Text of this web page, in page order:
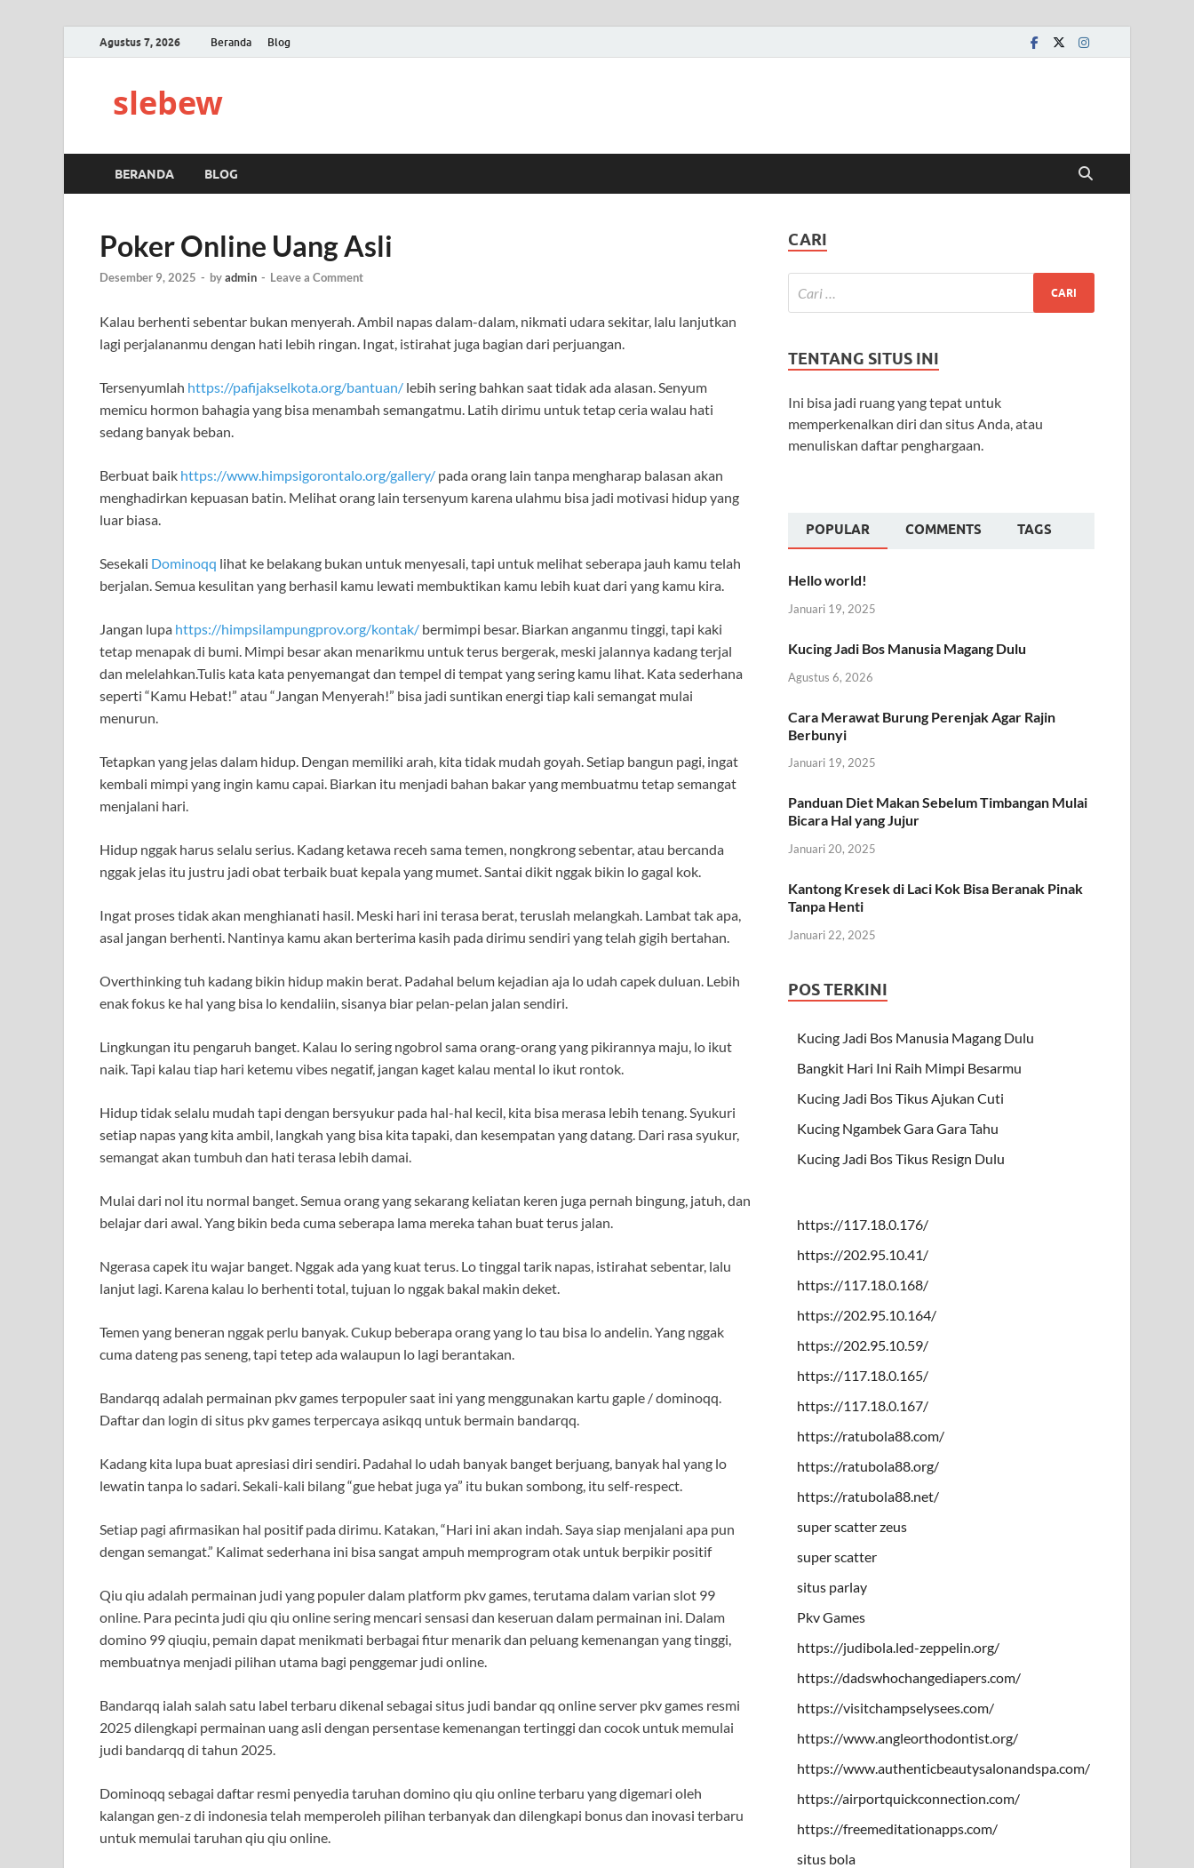
Agustus 7, 2026 Beranda Blog
slebew
BERANDA BLOG
Poker Online Uang Asli
Desember 9, 2025 - byadmin - Leave a Comment
Kalau berhenti sebentar bukan menyerah. Ambil napas dalam-dalam, nikmati udara sekitar, lalu lanjutkan
lagi perjalananmu dengan hati lebih ringan. Ingat, istirahat juga bagian dari perjuangan.
Tersenyumlah https://pafijakselkota.org/bantuan/ lebih sering bahkan saat tidak ada alasan. Senyum
memicu hormon bahagia yang bisa menambah semangatmu. Latih dirimu untuk tetap ceria walau hati
sedang banyak beban.
Berbuat baik https://www.himpsigorontalo.org/gallery/ pada orang lain tanpa mengharap balasan akan
menghadirkan kepuasan batin. Melihat orang lain tersenyum karena ulahmu bisa jadi motivasi hidup yang
luar biasa.
Sesekali Dominoqq lihat ke belakang bukan untuk menyesali, tapi untuk melihat seberapa jauh kamu telah
berjalan. Semua kesulitan yang berhasil kamu lewati membuktikan kamu lebih kuat dari yang kamu kira.
Jangan lupa https://himpsilampungprov.org/kontak/ bermimpi besar. Biarkan anganmu tinggi, tapi kaki
tetap menapak di bumi. Mimpi besar akan menarikmu untuk terus bergerak, meski jalannya kadang terjal
dan melelahkan.Tulis kata kata penyemangat dan tempel di tempat yang sering kamu lihat. Kata sederhana
seperti “Kamu Hebat!” atau “Jangan Menyerah!” bisa jadi suntikan energi tiap kali semangat mulai
menurun.
Tetapkan yang jelas dalam hidup. Dengan memiliki arah, kita tidak mudah goyah. Setiap bangun pagi, ingat
kembali mimpi yang ingin kamu capai. Biarkan itu menjadi bahan bakar yang membuatmu tetap semangat
menjalani hari.
Hidup nggak harus selalu serius. Kadang ketawa receh sama temen, nongkrong sebentar, atau bercanda
nggak jelas itu justru jadi obat terbaik buat kepala yang mumet. Santai dikit nggak bikin lo gagal kok.
Ingat proses tidak akan menghianati hasil. Meski hari ini terasa berat, teruslah melangkah. Lambat tak apa,
asal jangan berhenti. Nantinya kamu akan berterima kasih pada dirimu sendiri yang telah gigih bertahan.
Overthinking tuh kadang bikin hidup makin berat. Padahal belum kejadian aja lo udah capek duluan. Lebih
enak fokus ke hal yang bisa lo kendaliin, sisanya biar pelan-pelan jalan sendiri.
Lingkungan itu pengaruh banget. Kalau lo sering ngobrol sama orang-orang yang pikirannya maju, lo ikut
naik. Tapi kalau tiap hari ketemu vibes negatif, jangan kaget kalau mental lo ikut rontok.
Hidup tidak selalu mudah tapi dengan bersyukur pada hal-hal kecil, kita bisa merasa lebih tenang. Syukuri
setiap napas yang kita ambil, langkah yang bisa kita tapaki, dan kesempatan yang datang. Dari rasa syukur,
semangat akan tumbuh dan hati terasa lebih damai.
Mulai dari nol itu normal banget. Semua orang yang sekarang keliatan keren juga pernah bingung, jatuh, dan
belajar dari awal. Yang bikin beda cuma seberapa lama mereka tahan buat terus jalan.
Ngerasa capek itu wajar banget. Nggak ada yang kuat terus. Lo tinggal tarik napas, istirahat sebentar, lalu
lanjut lagi. Karena kalau lo berhenti total, tujuan lo nggak bakal makin deket.
Temen yang beneran nggak perlu banyak. Cukup beberapa orang yang lo tau bisa lo andelin. Yang nggak
cuma dateng pas seneng, tapi tetep ada walaupun lo lagi berantakan.
Bandarqq adalah permainan pkv games terpopuler saat ini yang menggunakan kartu gaple / dominoqq.
Daftar dan login di situs pkv games terpercaya asikqq untuk bermain bandarqq.
Kadang kita lupa buat apresiasi diri sendiri. Padahal lo udah banyak banget berjuang, banyak hal yang lo
lewatin tanpa lo sadari. Sekali-kali bilang “gue hebat juga ya” itu bukan sombong, itu self-respect.
Setiap pagi afirmasikan hal positif pada dirimu. Katakan, “Hari ini akan indah. Saya siap menjalani apa pun
dengan semangat.” Kalimat sederhana ini bisa sangat ampuh memprogram otak untuk berpikir positif
Qiu qiu adalah permainan judi yang populer dalam platform pkv games, terutama dalam varian slot 99
online. Para pecinta judi qiu qiu online sering mencari sensasi dan keseruan dalam permainan ini. Dalam
domino 99 qiuqiu, pemain dapat menikmati berbagai fitur menarik dan peluang kemenangan yang tinggi,
membuatnya menjadi pilihan utama bagi penggemar judi online.
Bandarqq ialah salah satu label terbaru dikenal sebagai situs judi bandar qq online server pkv games resmi
2025 dilengkapi permainan uang asli dengan persentase kemenangan tertinggi dan cocok untuk memulai
judi bandarqq di tahun 2025.
Dominoqq sebagai daftar resmi penyedia taruhan domino qiu qiu online terbaru yang digemari oleh
kalangan gen-z di indonesia telah memperoleh pilihan terbanyak dan dilengkapi bonus dan inovasi terbaru
untuk memulai taruhan qiu qiu online.
CARI
TENTANG SITUS INI
Ini bisa jadi ruang yang tepat untuk
memperkenalkan diri dan situs Anda, atau
menuliskan daftar penghargaan.
POPULAR COMMENTS TAGS
Hello world!
Januari 19, 2025
Kucing Jadi Bos Manusia Magang Dulu
Agustus 6, 2026
Cara Merawat Burung Perenjak Agar Rajin
Berbunyi
Januari 19, 2025
Panduan Diet Makan Sebelum Timbangan Mulai
Bicara Hal yang Jujur
Januari 20, 2025
Kantong Kresek di Laci Kok Bisa Beranak Pinak
Tanpa Henti
Januari 22, 2025
POS TERKINI
Kucing Jadi Bos Manusia Magang Dulu
Bangkit Hari Ini Raih Mimpi Besarmu
Kucing Jadi Bos Tikus Ajukan Cuti
Kucing Ngambek Gara Gara Tahu
Kucing Jadi Bos Tikus Resign Dulu
https://117.18.0.176/
https://202.95.10.41/
https://117.18.0.168/
https://202.95.10.164/
https://202.95.10.59/
https://117.18.0.165/
https://117.18.0.167/
https://ratubola88.com/
https://ratubola88.org/
https://ratubola88.net/
super scatter zeus
super scatter
situs parlay
Pkv Games
https://judibola.led-zeppelin.org/
https://dadswhochangediapers.com/
https://visitchampselysees.com/
https://www.angleorthodontist.org/
https://www.authenticbeautysalonandspa.com/
https://airportquickconnection.com/
https://freemeditationapps.com/
situs bola